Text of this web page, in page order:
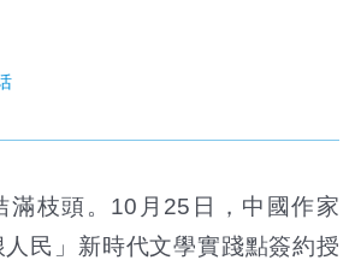
枝頭。10月25日，中國作家
人民」新時代文學實踐點簽約授